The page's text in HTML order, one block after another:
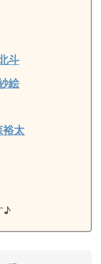
斗
絵
裕太
♪